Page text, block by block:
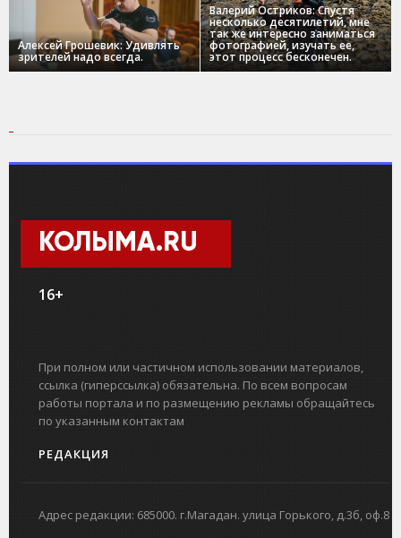
Алексей Грошевик: Удивлять
зрителей надо всегда.
Валерий Остриков: Спустя
несколько десятилетий, мне
так же интересно заниматься
фотографией, изучать ее,
этот процесс бесконечен.
КОЛЫМА.RU
16+
При полном или частичном использовании материалов,
ссылка (гиперссылка) обязательна. По всем вопросам
работы портала и по размещению рекламы обращайтесь
по указанным контактам
РЕДАКЦИЯ
Адрес редакции: 685000. г.Магадан. улица Горького, д.3б, оф.8